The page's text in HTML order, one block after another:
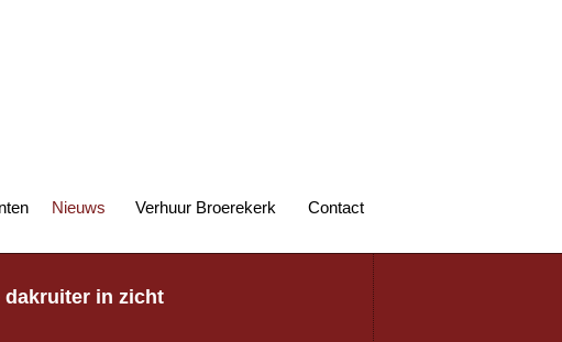
Nieuws Verhuur Broerekerk Contact
dakruiter in zicht